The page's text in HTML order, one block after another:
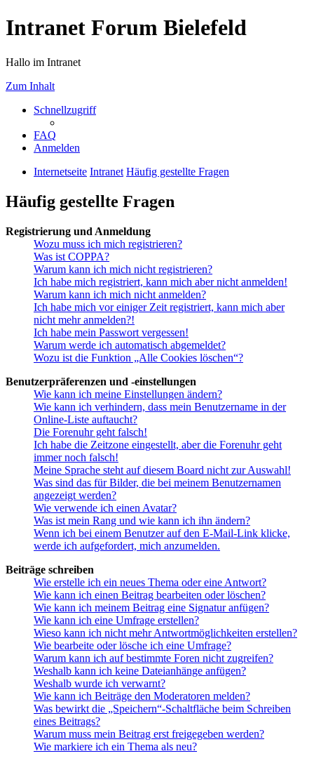
Intranet Forum Bielefeld
Hallo im Intranet
Zum Inhalt
Schnellzugriff
FAQ
Anmelden
Internetseite Intranet Häufig gestellte Fragen
Häufig gestellte Fragen
Registrierung und Anmeldung
Wozu muss ich mich registrieren?
Was ist COPPA?
Warum kann ich mich nicht registrieren?
Ich habe mich registriert, kann mich aber nicht anmelden!
Warum kann ich mich nicht anmelden?
Ich habe mich vor einiger Zeit registriert, kann mich aber
nicht mehr anmelden?!
Ich habe mein Passwort vergessen!
Warum werde ich automatisch abgemeldet?
Wozu ist die Funktion „Alle Cookies löschen“?
Benutzerpräferenzen und -einstellungen
Wie kann ich meine Einstellungen ändern?
Wie kann ich verhindern, dass mein Benutzername in der
Online-Liste auftaucht?
Die Forenuhr geht falsch!
Ich habe die Zeitzone eingestellt, aber die Forenuhr geht
immer noch falsch!
Meine Sprache steht auf diesem Board nicht zur Auswahl!
Was sind das für Bilder, die bei meinem Benutzernamen
angezeigt werden?
Wie verwende ich einen Avatar?
Was ist mein Rang und wie kann ich ihn ändern?
Wenn ich bei einem Benutzer auf den E-Mail-Link klicke,
werde ich aufgefordert, mich anzumelden.
Beiträge schreiben
Wie erstelle ich ein neues Thema oder eine Antwort?
Wie kann ich einen Beitrag bearbeiten oder löschen?
Wie kann ich meinem Beitrag eine Signatur anfügen?
Wie kann ich eine Umfrage erstellen?
Wieso kann ich nicht mehr Antwortmöglichkeiten erstellen?
Wie bearbeite oder lösche ich eine Umfrage?
Warum kann ich auf bestimmte Foren nicht zugreifen?
Weshalb kann ich keine Dateianhänge anfügen?
Weshalb wurde ich verwarnt?
Wie kann ich Beiträge den Moderatoren melden?
Was bewirkt die „Speichern“-Schaltfläche beim Schreiben
eines Beitrags?
Warum muss mein Beitrag erst freigegeben werden?
Wie markiere ich ein Thema als neu?